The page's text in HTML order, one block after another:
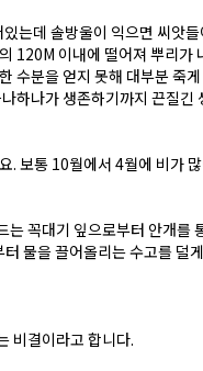
는데 솔방울이 익으면 씨앗
120M 이내에 떨어져 뿌리가
수분을 얻지 못해 대부분 죽
하나가 생존하기까지 끈질긴
. 보통 10월에서 4월에 비가
꼭대기 잎으로부터 안개를
물을 끌어올리는 수고를 덜
비결이라고 합니다.